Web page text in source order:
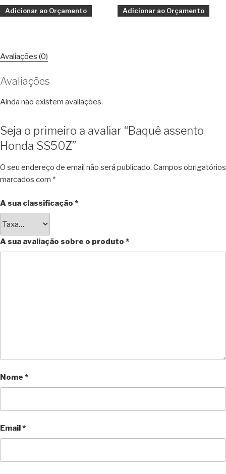
Adicionar ao Orçamento
Adicionar ao Orçamento
Avaliações (0)
Avaliações
Ainda não existem avaliações.
Seja o primeiro a avaliar “Baquê assento
Honda SS50Z”
O seu endereço de email não será publicado. Campos obrigatórios
marcados com *
A sua classificação *
A sua avaliação sobre o produto *
Nome *
Email*